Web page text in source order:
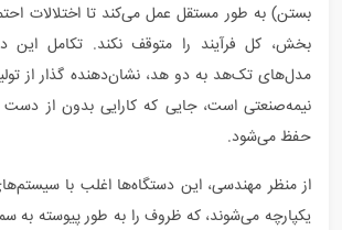
بستن) به طور مستقل عمل می‌کند تا اختلالات
بخش، کل فرآیند را متوقف نکند. تکامل این
مدل‌های تک‌هد به دو هد، نشان‌دهنده گذار از
نیمه‌صنعتی است، جایی که کارایی بدون از
حفظ می‌شود.
از منظر مهندسی، این دستگاه‌ها اغلب با
یکپارچه می‌شوند، که ظروف را به طور پیوسته